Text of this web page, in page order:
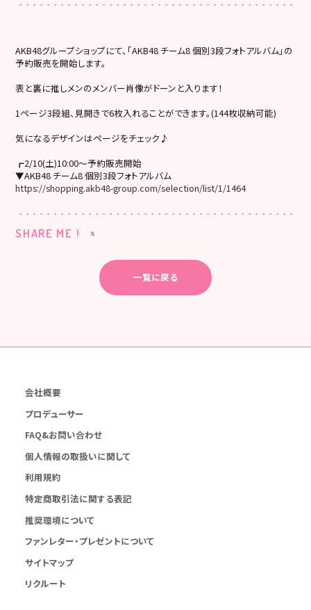
AKB48グループショップにて、「AKB48 チーム8 個別3段フォトアルバム」の
予約販売を開始します。
表と裏に推しメンのメンバー肖像がドーンと入ります！
1ページ3段組、見開きで6枚入れることができます。(144枚収納可能)
気になるデザインはページをチェック♪
┏2/10(土)10:00～予約販売開始
▼AKB48 チーム8 個別3段フォトアルバム
https://shopping.akb48-group.com/selection/list/1/1464
SHARE ME !
一覧に戻る
会社概要
プロデューサー
FAQ&お問い合わせ
個人情報の取扱いに関して
利用規約
特定商取引法に関する表記
推奨環境について
ファンレター・プレゼントについて
サイトマップ
リクルート